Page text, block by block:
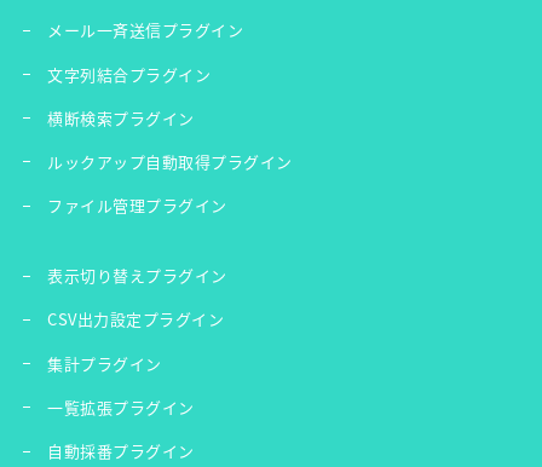
メール一斉送信プラグイン
文字列結合プラグイン
横断検索プラグイン
ルックアップ自動取得プラグイン
ファイル管理プラグイン
表示切り替えプラグイン
CSV出力設定プラグイン
集計プラグイン
一覧拡張プラグイン
自動採番プラグイン